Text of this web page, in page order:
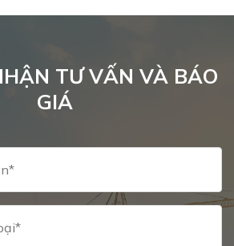
TƯ VẤN VÀ BÁO
GIÁ